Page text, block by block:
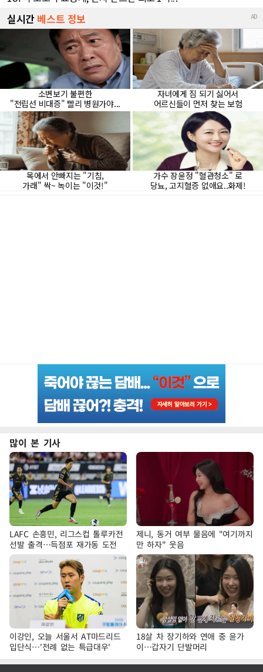
많이 본 기사
LAFC 손흥민, 리그스컵 톨루카전
선발 출격…득점포 재가동 도전
제니, 동거 여부 물음에 "여기까지
만 하자" 웃음
이강인, 오늘 서울서 AT마드리드
입단식…'전례 없는 특급대우'
18살 차 장기하와 연애 중 윤가
이…갑자기 단발머리